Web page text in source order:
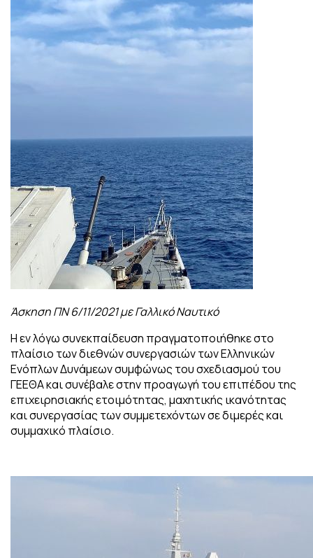
Άσκηση ΠΝ 6/11/2021 με Γαλλικό Ναυτικό
Η εν λόγω συνεκπαίδευση πραγματοποιήθηκε στο
πλαίσιο των διεθνών συνεργασιών των Ελληνικών
Ενόπλων Δυνάμεων συμφώνως του σχεδιασμού του
ΓΕΕΘΑ και συνέβαλε στην προαγωγή του επιπέδου της
επιχειρησιακής ετοιμότητας, μαχητικής ικανότητας
και συνεργασίας των συμμετεχόντων σε διμερές και
συμμαχικό πλαίσιο.